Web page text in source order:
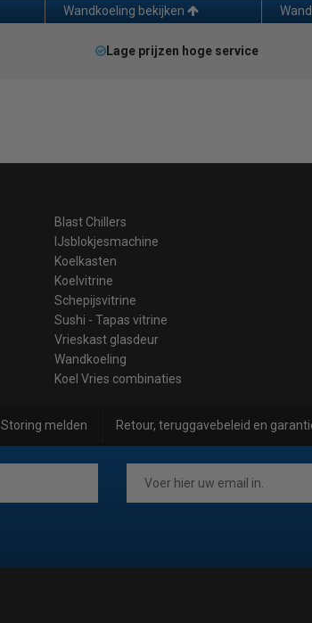
Wandkoeling bekijken
Lage prijzen hoge service
Blast Chillers
IJsblokjesmachine
Koelkasten
Koelvitrine
Schepijsvitrine
Sushi - Tapas vitrine
Vrieskast glasdeur
Wandkoeling
Koel Vries combinaties
Storing melden Retour, teruggavebeleid en